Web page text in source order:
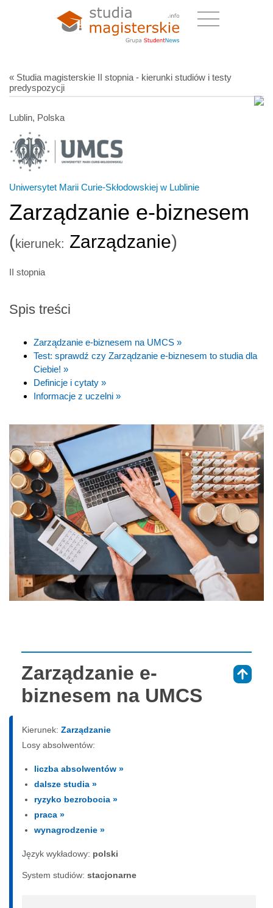
« Studia magisterskie II stopnia - kierunki studiów i testy
predyspozycji
Lublin, Polska
Uniwersytet Marii Curie-Skłodowskiej w Lublinie
Zarządzanie e-biznesem
(kierunek: Zarządzanie)
II stopnia
Spis treści
Zarządzanie e-biznesem na UMCS »
Test: sprawdź czy Zarządzanie e-biznesem to studia dla
Ciebie! »
Definicje i cytaty »
Informacje z uczelni »
Zarządzanie e-
biznesem na UMCS
Kierunek: Zarządzanie
Losy absolwentów:
liczba absolwentów »
dalsze studia »
ryzyko bezrobocia »
praca »
wynagrodzenie »
Język wykładowy: polski
System studiów: sta­cjo­nar­ne